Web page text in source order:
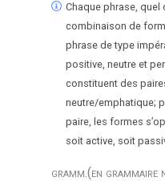
Chaque phrase,
combinaison de
phrase de type
positive, neutre et
constituent des
neutre/emphatique;
paire, les formes
soit active, soit
gramm.(en grammaire